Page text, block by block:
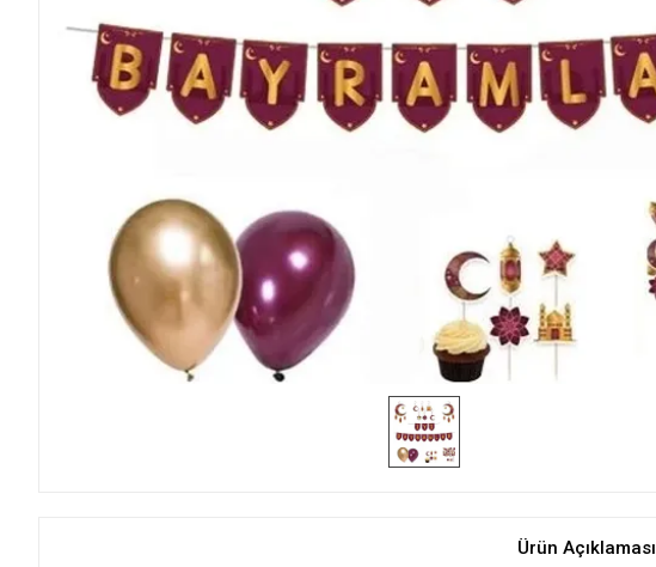
Ürün Açıklaması